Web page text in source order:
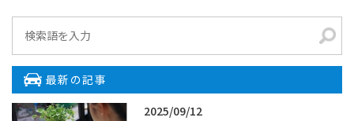
最新の記事
2025/09/12